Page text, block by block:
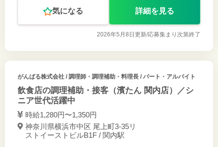
気になる 詳細を見る
2026年5月8日更新/応募集まり次第終了
がんばる株式会社/ 調理師・調理補助・料理長 / パート・アルバイト
飲食店の調理補助・接客（濱たん 関内店）／シ
ニア世代活躍中
時給1,280円〜1,350円
神奈川県横浜市中区 尾上町3-35リ
ストイーストビルB1F / 関内駅